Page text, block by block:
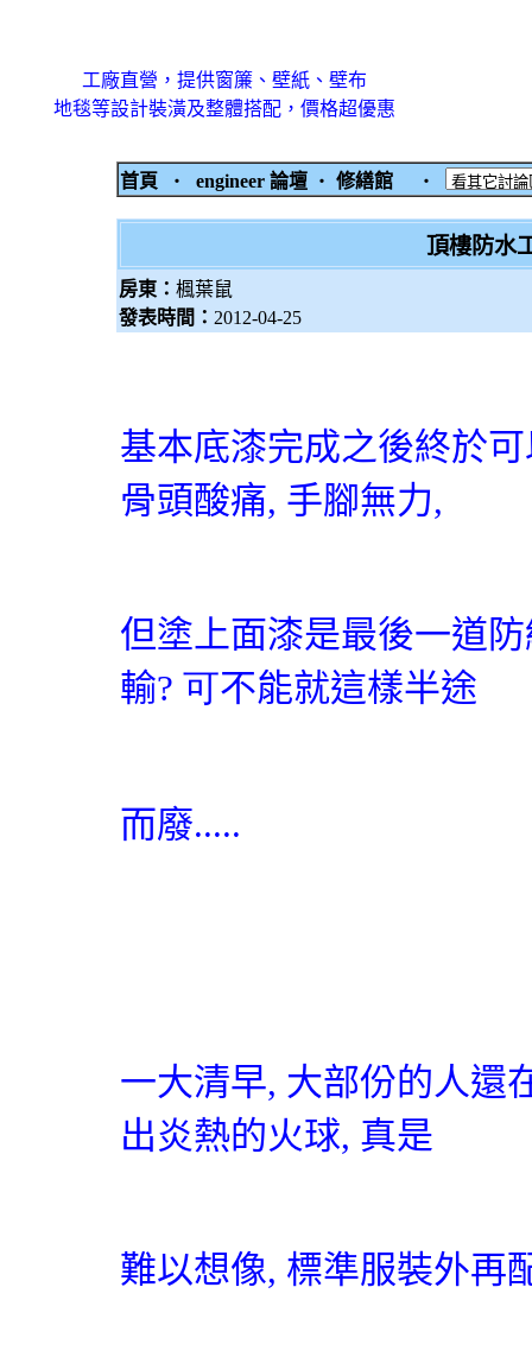
工廠直營，提供窗簾、壁紙、壁布
地毯等設計裝潢及整體搭配，價格超優惠
首頁 ‧ engineer 論壇 ‧ 修繕館 ‧
頂樓防水
房東： 楓葉鼠
發表時間： 2012-04-25
基本底漆完成之後終於
骨頭酸痛, 手腳無力,
但塗上面漆是最後一道
輸? 可不能就這樣半途
而廢.....
一大清早, 大部份的人還
出炎熱的火球, 真是
難以想像, 標準服裝外再